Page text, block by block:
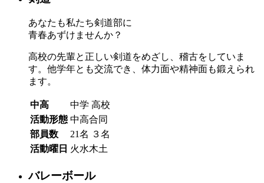
あなたも私たち剣道部に
青春あずけませんか？
高校の先輩と正しい剣道をめざし、稽古をしていま
す。他学年とも交流でき、体力面や精神面も鍛えられ
ます。
中高 中学 高校
活動形態 中高合同
部員数
21名 ３名
活動曜日 火水木土
バレーボール